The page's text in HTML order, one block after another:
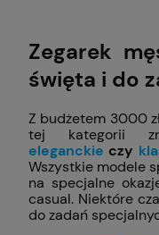
Zegarek
święta i do
Z budżetem 3000
tej kategorii
eleganckie czy
Wszystkie modele
na specjalne
casual. Niektóre
do zadań